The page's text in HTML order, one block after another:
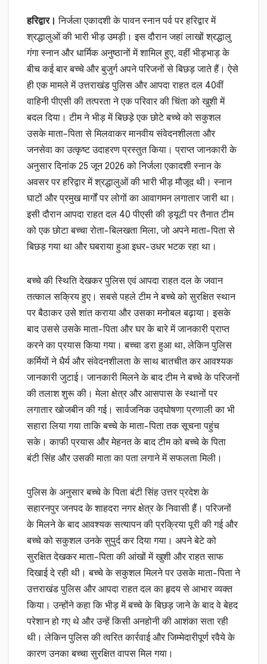
हरिद्वार। निर्जला एकादशी के पावन स्नान पर्व पर हरिद्वार में
श्रद्धालुओं की भारी भीड़ उमड़ी। इस दौरान जहां लाखों श्रद्धालु
गंगा स्नान और धार्मिक अनुष्ठानों में शामिल हुए, वहीं भीड़भाड़ के
बीच कई बार बच्चे और बुजुर्ग अपने परिजनों से बिछड़ जाते हैं। ऐसे
ही एक मामले में उत्तराखंड पुलिस और आपदा राहत दल 40वीं
वाहिनी पीएसी की तत्परता ने एक परिवार की चिंता को खुशी में
बदल दिया। टीम ने भीड़ में बिछड़े एक छोटे बच्चे को सकुशल
उसके माता-पिता से मिलवाकर मानवीय संवेदनशीलता और
जनसेवा का उत्कृष्ट उदाहरण प्रस्तुत किया। प्राप्त जानकारी के
अनुसार दिनांक 25 जून 2026 को निर्जला एकादशी स्नान के
अवसर पर हरिद्वार में श्रद्धालुओं की भारी भीड़ मौजूद थी। स्नान
घाटों और प्रमुख मार्गों पर लोगों का आवागमन लगातार जारी था।
इसी दौरान आपदा राहत दल 40 पीएसी की ड्यूटी पर तैनात टीम
को एक छोटा बच्चा रोता-बिलखता मिला, जो अपने माता-पिता से
बिछड़ गया था और घबराया हुआ इधर-उधर भटक रहा था।
बच्चे की स्थिति देखकर पुलिस एवं आपदा राहत दल के जवान
तत्काल सक्रिय हुए। सबसे पहले टीम ने बच्चे को सुरक्षित स्थान
पर बैठाकर उसे शांत कराया और उसका मनोबल बढ़ाया। इसके
बाद उससे उसके माता-पिता और घर के बारे में जानकारी प्राप्त
करने का प्रयास किया गया। बच्चा डरा हुआ था, लेकिन पुलिस
कर्मियों ने धैर्य और संवेदनशीलता के साथ बातचीत कर आवश्यक
जानकारी जुटाई। जानकारी मिलने के बाद टीम ने बच्चे के परिजनों
की तलाश शुरू की। मेला क्षेत्र और आसपास के स्थानों पर
लगातार खोजबीन की गई। सार्वजनिक उद्घोषणा प्रणाली का भी
सहारा लिया गया ताकि बच्चे के माता-पिता तक सूचना पहुंच
सके। काफी प्रयास और मेहनत के बाद टीम को बच्चे के पिता
बंटी सिंह और उसकी माता का पता लगाने में सफलता मिली।
पुलिस के अनुसार बच्चे के पिता बंटी सिंह उत्तर प्रदेश के
सहारनपुर जनपद के शाहदरा नगर क्षेत्र के निवासी हैं। परिजनों
के मिलने के बाद आवश्यक सत्यापन की प्रक्रिया पूरी की गई और
बच्चे को सकुशल उनके सुपुर्द कर दिया गया। अपने बेटे को
सुरक्षित देखकर माता-पिता की आंखों में खुशी और राहत साफ
दिखाई दे रही थी। बच्चे के सकुशल मिलने पर उसके माता-पिता ने
उत्तराखंड पुलिस और आपदा राहत दल का हृदय से आभार व्यक्त
किया। उन्होंने कहा कि भीड़ में बच्चे के बिछड़ जाने के बाद वे बेहद
परेशान हो गए थे और उन्हें किसी अनहोनी की आशंका सता रही
थी। लेकिन पुलिस की त्वरित कार्रवाई और जिम्मेदारीपूर्ण रवैये के
कारण उनका बच्चा सुरक्षित वापस मिल गया।